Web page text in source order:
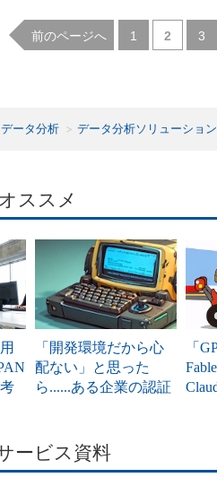
前のページへ 1 2 3
データ分析 データ分析ソリューション